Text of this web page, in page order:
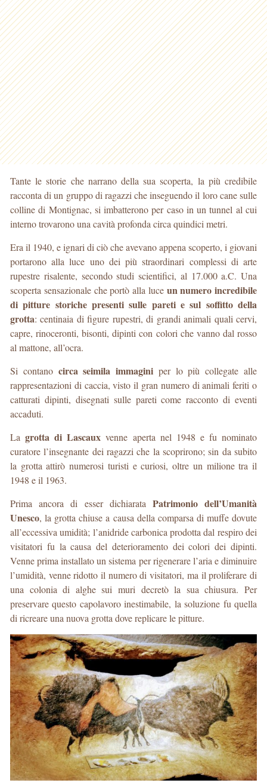
Tante le storie che narrano della sua scoperta, la più credibile
racconta di un gruppo di ragazzi che inseguendo il loro cane sulle
colline di Montignac, si imbatterono per caso in un tunnel al cui
interno trovarono una cavità profonda circa quindici metri.
Era il 1940, e ignari di ciò che avevano appena scoperto, i giovani
portarono alla luce uno dei più straordinari complessi di arte
rupestre risalente, secondo studi scientifici, al 17.000 a.C. Una
scoperta sensazionale che portò alla luce un numero incredibile
di pitture storiche presenti sulle pareti e sul soffitto della
grotta: centinaia di figure rupestri, di grandi animali quali cervi,
capre, rinoceronti, bisonti, dipinti con colori che vanno dal rosso
al mattone, all’ocra.
Si contano circa seimila immagini per lo più collegate alle
rappresentazioni di caccia, visto il gran numero di animali feriti o
catturati dipinti, disegnati sulle pareti come racconto di eventi
accaduti.
Lagrotta di Lascaux venne aperta nel 1948 e fu nominato
curatore l’insegnante dei ragazzi che la scoprirono; sin da subito
la grotta attirò numerosi turisti e curiosi, oltre un milione tra il
1948 e il 1963.
Prima ancora di esser dichiarata Patrimonio dell’Umanità
Unesco, la grotta chiuse a causa della comparsa di muffe dovute
all’eccessiva umidità; l’anidride carbonica prodotta dal respiro dei
visitatori fu la causa del deterioramento dei colori dei dipinti.
Venne prima installato un sistema per rigenerare l’aria e diminuire
l’umidità, venne ridotto il numero di visitatori, ma il proliferare di
una colonia di alghe sui muri decretò la sua chiusura. Per
preservare questo capolavoro inestimabile, la soluzione fu quella
di ricreare una nuova grotta dove replicare le pitture.